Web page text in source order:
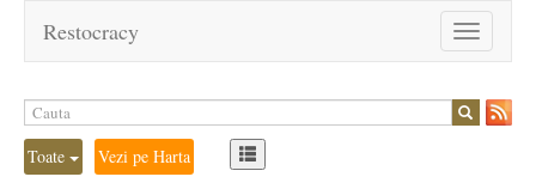
Toggle
navigation
Restocracy
Toate Vezi pe Harta